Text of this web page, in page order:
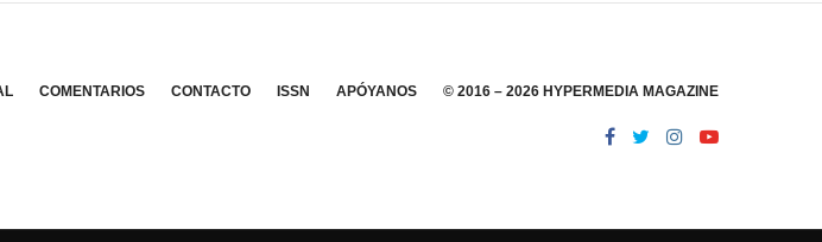
COMENTARIOS CONTACTO ISSN APÓYANOS © 2016 – 2026 HYPERMEDIA MAGAZINE